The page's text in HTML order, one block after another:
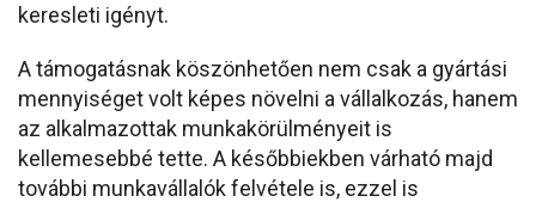
keresleti igényt.
A támogatásnak köszönhetően nem csak a gyártási
mennyiséget volt képes növelni a vállalkozás, hanem
az alkalmazottak munkakörülményeit is
kellemesebbé tette. A későbbiekben várható majd
további munkavállalók felvétele is, ezzel is